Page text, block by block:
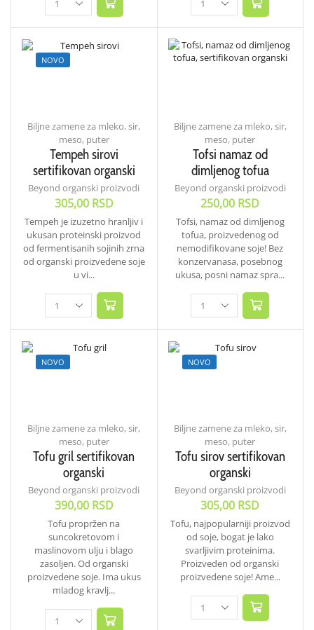
NOVO
Biljne zamene za mleko, sir,
meso, puter
Tempeh sirovi
sertifikovan organski
Beyond organski proizvodi
305,00 RSD
Tempeh je izuzetno hranljiv i
ukusan proteinski proizvod
od fermentisanih sojinih zrna
od organski proizvedene soje
u vi...
Biljne zamene za mleko, sir,
meso, puter
Tofsi namaz od
dimljenog tofua
Beyond organski proizvodi
250,00 RSD
Tofsi, namaz od dimljenog
tofua, proizvedenog od
nemodifikovane soje! Bez
konzervanasa, posebnog
ukusa, posni namaz spra...
NOVO
Biljne zamene za mleko, sir,
meso, puter
Tofu gril sertifikovan
organski
Beyond organski proizvodi
390,00 RSD
Tofu propržen na
suncokretovom i
maslinovom ulju i blago
zasoljen. Od organski
proizvedene soje. Ima ukus
mladog kravlj...
NOVO
Biljne zamene za mleko, sir,
meso, puter
Tofu sirov sertifikovan
organski
Beyond organski proizvodi
305,00 RSD
Tofu, najpopularniji proizvod
od soje, bogat je lako
svarljivim proteinima.
Proizveden od organski
proizvedene soje! Ame...